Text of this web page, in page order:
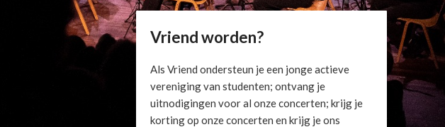
Vriend worden?
Als Vriend ondersteun je een jonge actieve
vereniging van studenten; ontvang je
uitnodigingen voor al onze concerten; krijg je
korting op onze concerten en krijg je ons